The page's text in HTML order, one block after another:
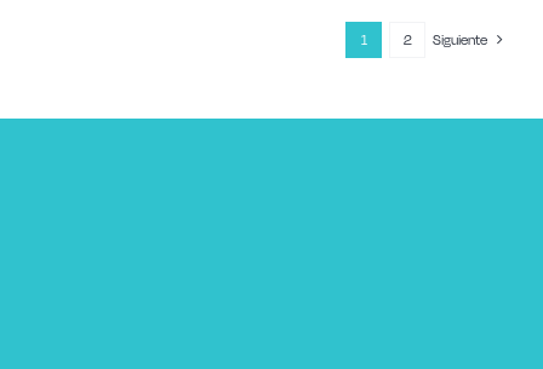
1 2 Siguiente